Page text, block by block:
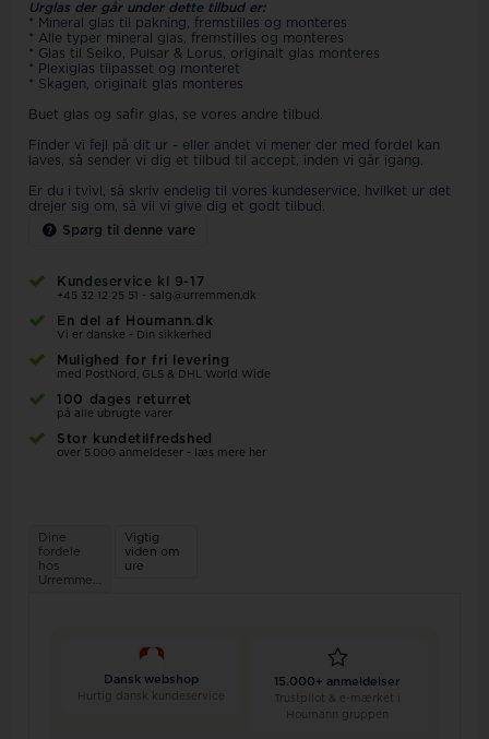
Urglas der går under dette tilbud er:
* Mineral glas til pakning, fremstilles og monteres
* Alle typer mineral glas, fremstilles og monteres
* Glas til Seiko, Pulsar & Lorus, originalt glas monteres
* Plexiglas tilpasset og monteret
* Skagen, originalt glas monteres
Buet glas og safir glas, se vores andre tilbud.
Finder vi fejl på dit ur - eller andet vi mener der med fordel kan
laves, så sender vi dig et tilbud til accept, inden vi går igang.
Er du i tvivl, så skriv endelig til vores kundeservice, hvilket ur det
drejer sig om, så vil vi give dig et godt tilbud.
Spørg til denne vare
Kundeservice kl 9-17
+45 32 12 25 51 - salg@urremmen.dk
En del af Houmann.dk
Vi er danske - Din sikkerhed
Mulighed for fri levering
med PostNord, GLS & DHL World Wide
100 dages returret
på alle ubrugte varer
Stor kundetilfredshed
over 5.000 anmeldeser - læs mere her
Dine
fordele
hos
Urremmen.dk
Vigtig
viden om
ure
Dansk webshop
Hurtig dansk kundeservice
15.000+ anmeldelser
Trustpilot & e-mærket i
Houmann gruppen